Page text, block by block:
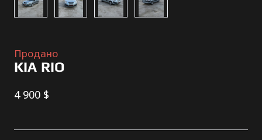
Продано
KIA RIO
4 900 $